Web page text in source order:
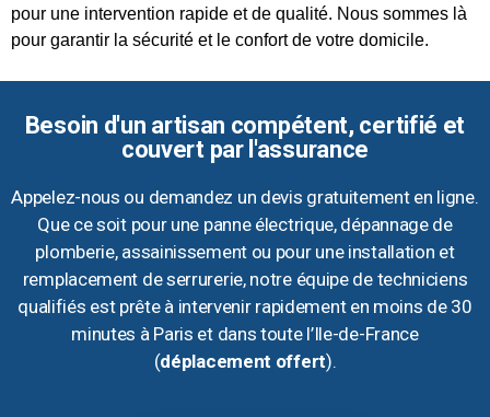
pour une intervention rapide et de qualité. Nous sommes là
pour garantir la sécurité et le confort de votre domicile.
Besoin d'un artisan compétent, certifié et
couvert par l'assurance
Appelez-nous ou demandez un devis gratuitement en ligne.
Que ce soit pour une panne électrique, dépannage de
plomberie, assainissement ou pour une installation et
remplacement de serrurerie, notre équipe de techniciens
qualifiés est prête à intervenir rapidement en moins de 30
minutes à Paris et dans toute l’Ile-de-France
(déplacement offert).